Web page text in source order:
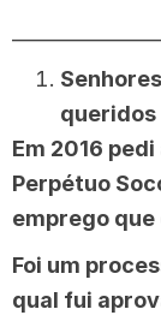
Em 2016
Perpétuo
emprego
Foi um
qual fui